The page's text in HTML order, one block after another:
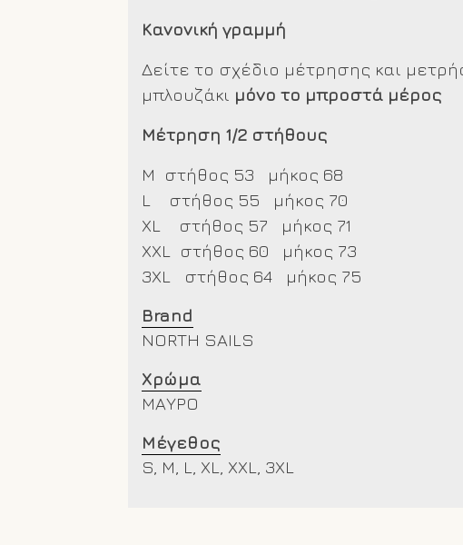
Κανονική γραμμή
Δείτε το σχέδιο μέτρησης και
μπλουζάκι μόνο το μπροστά μέρος
Μέτρηση 1/2 στήθους
M στήθος 53 μήκος 68
L στήθος 55 μήκος 70
XL στήθος 57 μήκος 71
XXL
στήθος 60 μήκος 73
3XL στήθος 64 μήκος 75
Brand
NORTH SAILS
Χρώμα
ΜΑΥΡΟ
Μέγεθος
S, M, L, XL, XXL, 3XL